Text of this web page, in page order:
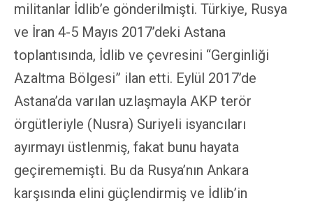
militanlar İdlib’e gönderilmişti. Türkiye, Rusya
ve İran 4-5 Mayıs 2017’deki Astana
toplantısında, İdlib ve çevresini “Gerginliği
Azaltma Bölgesi” ilan etti. Eylül 2017’de
Astana’da varılan uzlaşmayla AKP terör
örgütleriyle (Nusra) Suriyeli isyancıları
ayırmayı üstlenmiş, fakat bunu hayata
geçirememişti. Bu da Rusya’nın Ankara
karşısında elini güçlendirmiş ve İdlib’in